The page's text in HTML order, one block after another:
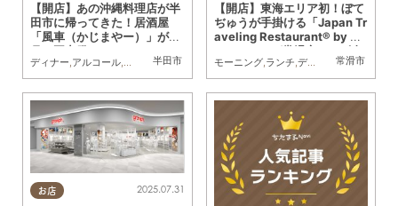
半田市
【開店】あの沖縄料理店が半
田市に帰ってきた！居酒屋
「風車（かじまやー）」が4
月に再出発
ディナー アルコール リニューアル おひとりさま ,友人 常滑市
【開店】東海エリア初！ぼて
ぢゅうが手掛ける「Japan Tr
aveling Restaurant® by BO
TEJYU®」が常滑市に8/1(金)
オープン
モーニング, ランチ ディナー ,開店,観光
お店 2025.07.31